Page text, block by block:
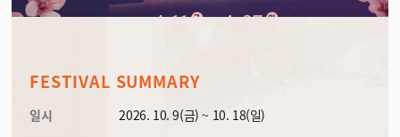
FESTIVAL SUMMARY
일시
2026. 10. 9(금) ~ 10. 18(일)